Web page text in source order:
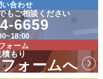
い合わせ
もご相談ください
6659
ォーム
もり
ォームへ